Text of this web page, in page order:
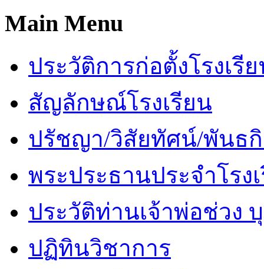
Main Menu
ประวัติการก่อตั้งโรงเรี
สัญลักษณ์โรงเรียน
ปรัชญา/วิสัยทัศน์/พันธ
พระประธานประจำโรง
ประวัติท่านเจ้าพ่อช่วง
ปฏิทินวิชาการ